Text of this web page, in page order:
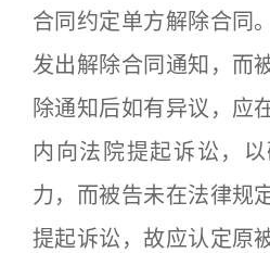
合同约定单方解除合同
发出解除合同通知，而
除通知后如有异议，应
内向法院提起诉讼，
力，而被告未在法律规
提起诉讼，故应认定原